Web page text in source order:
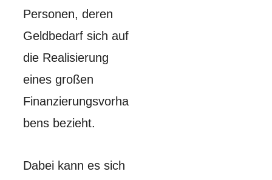
Personen, deren
Geldbedarf sich auf
die Realisierung
eines großen
Finanzierungsvorha
bens bezieht.
Dabei kann es sich